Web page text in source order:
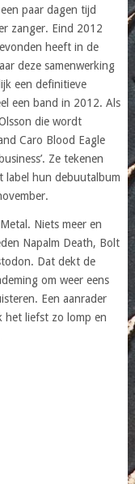
paar dagen tijd
zanger. Eind 2012
heeft in de
deze samenwerking
een definitieve
een band in 2012. Als
die wordt
Caro Blood Eagle
Ze tekenen
label hun debuutalbum
Niets meer en
Napalm Death, Bolt
Dat dekt de
om weer eens
Een aanrader
het liefst zo lomp en